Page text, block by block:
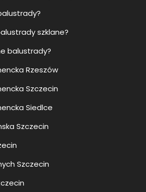
szklane?
balustrady?
Rzeszów
Szczecin
Siedlce
Szczecin
Szczecin